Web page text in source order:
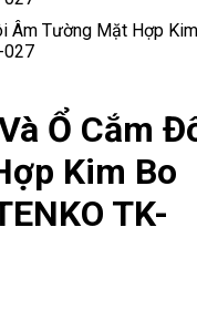
Ổ Cắm
Kim Bo
TK-